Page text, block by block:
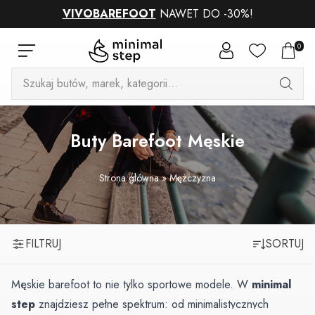
VIVOBAREFOOT NAWET DO -30%!
0
Wyszukiwarka
produktów
Buty Barefoot Męskie
Strona główna»Mężczyzna
FILTRUJ SORTUJ
Męskie barefoot to nie tylko sportowe modele. W minimal
step znajdziesz pełne spektrum: od minimalistycznych